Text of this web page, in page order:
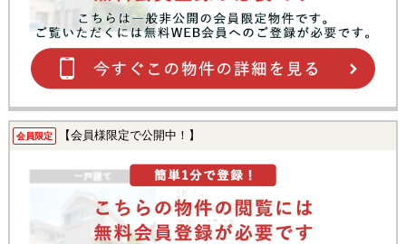
会員限定 【会員様限定で公開中！】